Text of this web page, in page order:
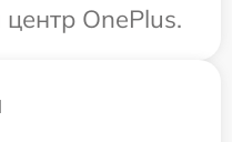
OnePlus.